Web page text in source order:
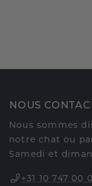
NOUS
Nous sommes
notre chat ou
Samedi et
+31 10 747 00